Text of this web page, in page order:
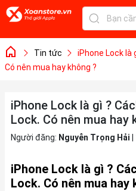
Tin tức
iPhone Lock là
Có nên mua hay không ?
iPhone Lock là gì ?
Lock. Có nên mua hay
Người đăng: Nguyễn Trọng Hải
iPhone Lock là gì ?
Lock. Có nên mua hay